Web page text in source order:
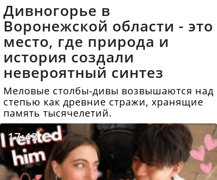
Дивногорье в
Воронежской области - это
место, где природа и
история создали
невероятный синтез
Меловые столбы-дивы возвышаются над
степью как древние стражи, хранящие
память тысячелетий.
17:43